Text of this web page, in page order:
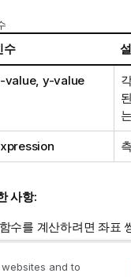
수
value, y-value
는
사항:
수를 계산하려면 좌표
스트 값, NULL 값 및 누
and to